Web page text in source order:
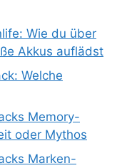
Wie du über
Akkus auflädst
Welche
Memory-
oder Mythos
Marken-